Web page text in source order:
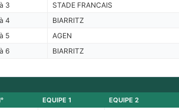
3
STADE FRANCAIS
4
BIARRITZ
5
AGEN
6
BIARRITZ
EQUIPE 1 EQUIPE 2